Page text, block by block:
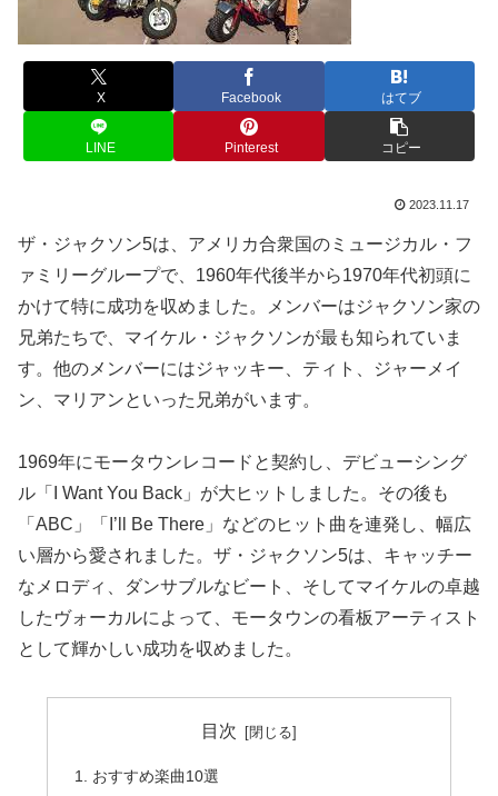
X Facebook はてブ
LINE Pinterest コピー
2023.11.17
ザ・ジャクソン5は、アメリカ合衆国のミュージカル・フ
ァミリーグループで、1960年代後半から1970年代初頭に
かけて特に成功を収めました。メンバーはジャクソン家の
兄弟たちで、マイケル・ジャクソンが最も知られていま
す。他のメンバーにはジャッキー、ティト、ジャーメイ
ン、マリアンといった兄弟がいます。
1969年にモータウンレコードと契約し、デビューシング
ル「I Want You Back」が大ヒットしました。その後も
「ABC」「I’ll Be There」などのヒット曲を連発し、幅広
い層から愛されました。ザ・ジャクソン5は、キャッチー
なメロディ、ダンサブルなビート、そしてマイケルの卓越
したヴォーカルによって、モータウンの看板アーティスト
として輝かしい成功を収めました。
目次
おすすめ楽曲10選